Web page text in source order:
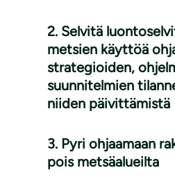
2. Selvitä
metsien käyttöä
strategioiden,
suunnitelmien
niiden päivittämistä
3. Pyri ohjaamaan
pois metsäalueilta